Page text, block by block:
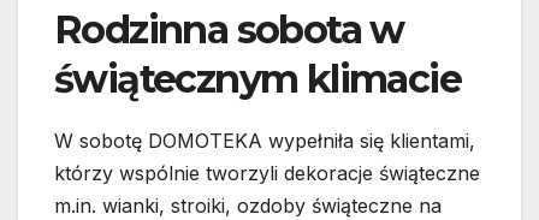
Rodzinna sobota w
świątecznym klimacie
W sobotę DOMOTEKA wypełniła się klientami,
którzy wspólnie tworzyli dekoracje świąteczne
m.in. wianki, stroiki, ozdoby świąteczne na